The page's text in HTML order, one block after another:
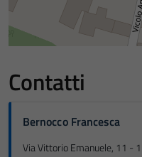
Contatti
Bernocco Francesca
Via Vittorio Emanuele, 11 -